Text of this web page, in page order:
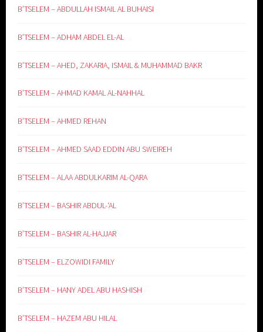
B’TSELEM – ABDULLAH ISMAIL AL BUHAISI
B’TSELEM – ADHAM ABDEL EL-AL
B’TSELEM – AHED, ZAKARIA, ISMAIL & MUHAMMAD BAKR
B’TSELEM – AHMAD KAMAL AL-NAHHAL
B’TSELEM – AHMED REHAN
B’TSELEM – AHMED SAAD EDDIN ABU SWEIREH
B’TSELEM – ALAA ABDULKARIM AL-QARA
B’TSELEM – BASHIR ABDUL-‘AL
B’TSELEM – BASHIR AL-HAJJAR
B’TSELEM – ELZOWIDI FAMILY
B’TSELEM – HANY ADEL ABU HASHISH
B’TSELEM – HAZEM ABU HILAL